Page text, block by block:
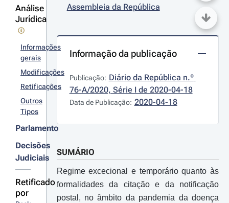
Análise
Jurídica
Informações
gerais
Modificações
Retificações
Outros
Tipos
Parlamento
Decisões
Judiciais
Retificado
por
Assembleia da República
Informação da publicação
Publicação: Diário da República n.º
76-A/2020, Série I de 2020-04-18
Data de Publicação: 2020-04-18
SUMÁRIO
Regime excecional e temporário quanto às
formalidades da citação e da notificação
postal, no âmbito da pandemia da doença